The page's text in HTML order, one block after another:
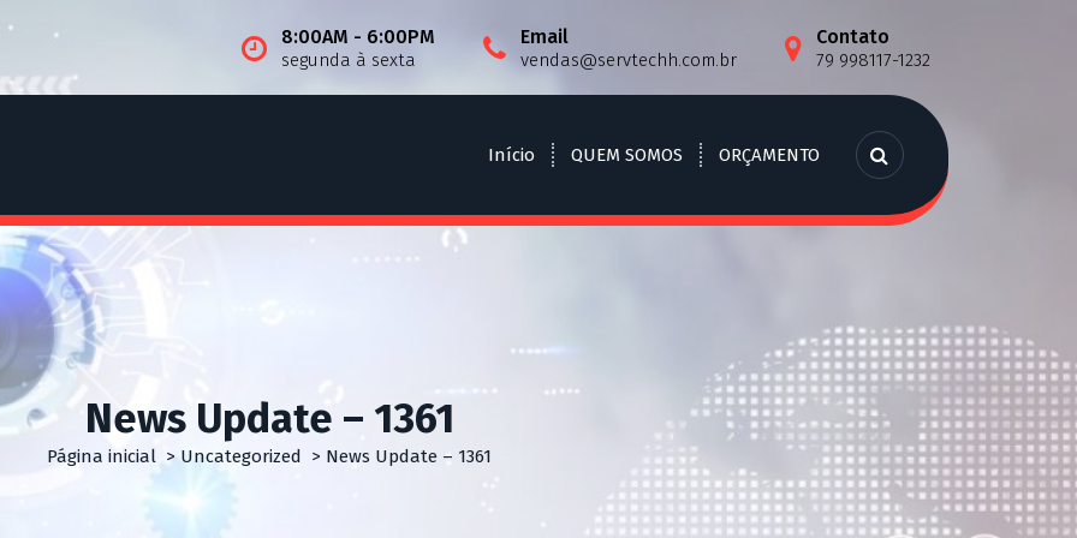
8:00AM - 6:00PM
segunda à sexta
Email
vendas@servtechh.com.br
Contato
79 998117-1232
Início QUEM SOMOS ORÇAMENTO
News Update – 1361
Página inicial >Uncategorized > News Update – 1361